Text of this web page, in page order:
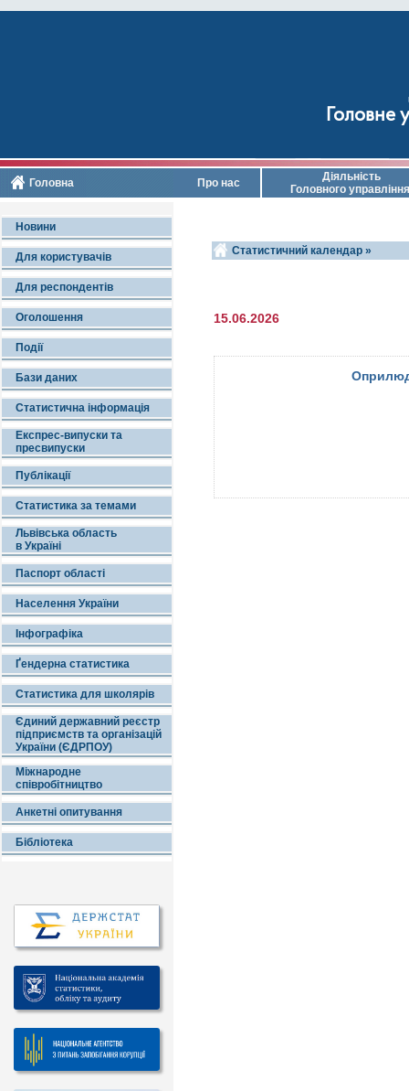
Головне
Головна Про нас
Діяльність
Головного управління
Новини
Для користувачів
Для респондентів
Оголошення
Події
Бази даних
Статистична інформація
Експрес-випуски та
пресвипуски
Публікації
Статистика за темами
Львівська область
в Україні
Паспорт області
Населення України
Інфографіка
Ґендерна статистика
Статистика для школярів
Єдиний державний реєстр
підприємств та організацій
України (ЄДРПОУ)
Міжнародне
співробітництво
Анкетні опитування
Бібліотека
Статистичний календар »
15.06.2026